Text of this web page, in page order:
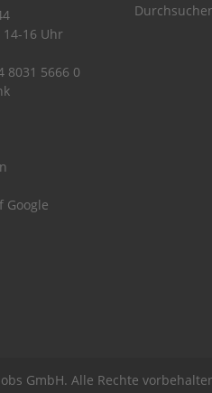
16 Uhr
8031 5666 0
Google
GmbH. Alle Rechte